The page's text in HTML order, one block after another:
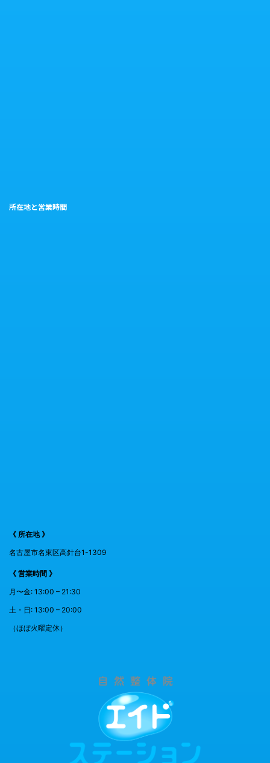
所在地と営業時間
《 所在地 》
名古屋市名東区高針台1-1309
《 営業時間 》
月〜金: 13:00 – 21:30
土・日: 13:00 – 20:00
（ほぼ火曜定休）